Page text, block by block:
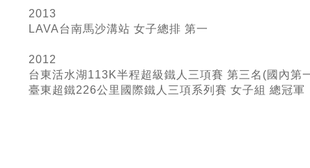
2013
LAVA台南馬沙溝站 女子總排 第一
2012
台東活水湖113K半程超級鐵人三項賽 第三名(國內第
臺東超鐵226公里國際鐵人三項系列賽 女子組 總冠軍